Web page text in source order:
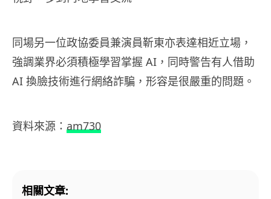
同場另一位政協委員兼演員靳東亦表達相近立場，
強調業界必須積極學習掌握 AI，同時警告有人借助
AI 換臉技術進行網絡詐騙，形容是很嚴重的問題。
資料來源： am730
相關文章: